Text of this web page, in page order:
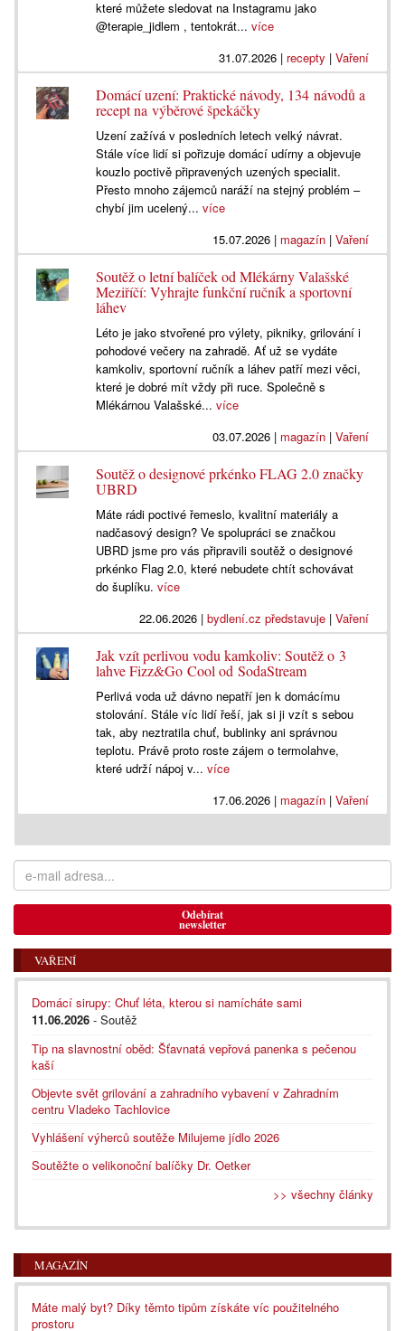
které můžete sledovat na Instagramu jako
@terapie_jidlem , tentokrát...více
31.07.2026| recepty | Vaření
Domácí uzení: Praktické návody, 134 návodů a
recept na výběrové špekáčky
Uzení zažívá v posledních letech velký návrat.
Stále více lidí si pořizuje domácí udírny a objevuje
kouzlo poctivě připravených uzených specialit.
Přesto mnoho zájemců naráží na stejný problém –
chybí jim ucelený...více
15.07.2026| magazín| Vaření
Soutěž o letní balíček od Mlékárny Valašské
Meziříčí: Vyhrajte funkční ručník a sportovní
láhev
Léto je jako stvořené pro výlety, pikniky, grilování i
pohodové večery na zahradě. Ať už se vydáte
kamkoliv, sportovní ručník a láhev patří mezi věci,
které je dobré mít vždy při ruce. Společně s
Mlékárnou Valašské...více
03.07.2026| magazín| Vaření
Soutěž o designové prkénko FLAG 2.0 značky
UBRD
Máte rádi poctivé řemeslo, kvalitní materiály a
nadčasový design? Ve spolupráci se značkou
UBRD jsme pro vás připravili soutěž o designové
prkénko Flag 2.0, které nebudete chtít schovávat
do šuplíku.více
22.06.2026| bydlení.cz představuje| Vaření
Jak vzít perlivou vodu kamkoliv: Soutěž o 3
lahve Fizz&Go Cool od SodaStream
Perlivá voda už dávno nepatří jen k domácímu
stolování. Stále víc lidí řeší, jak si ji vzít s sebou
tak, aby neztratila chuť, bublinky ani správnou
teplotu. Právě proto roste zájem o termolahve,
které udrží nápoj v...více
17.06.2026| magazín| Vaření
Odebírat
newsletter
VAŘENÍ
Domácí sirupy: Chuť léta, kterou si namícháte sami
11.06.2026 - Soutěž
Tip na slavnostní oběd: Šťavnatá vepřová panenka s pečenou
kaší
Objevte svět grilování a zahradního vybavení v Zahradním
centru Vladeko Tachlovice
Vyhlášení výherců soutěže Milujeme jídlo 2026
Soutěžte o velikonoční balíčky Dr. Oetker
>> všechny články
MAGAZÍN
Máte malý byt? Díky těmto tipům získáte víc použitelného
prostoru